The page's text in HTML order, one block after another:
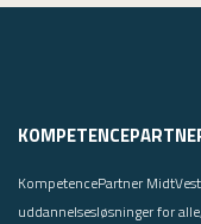
KompetencePartner
uddannelsesløsninger for